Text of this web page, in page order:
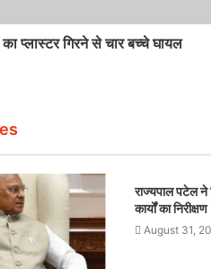
प्लास्टर गिरने से चार बच्चे घायल
राज्यपाल पटेल ने
कार्यों का निरीक्षण
August 31,